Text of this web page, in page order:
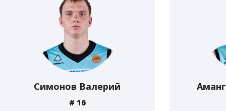
Симонов Валерий
# 16